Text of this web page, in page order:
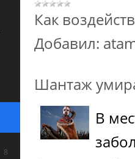
8
Как
Добавил:
Шантаж
В